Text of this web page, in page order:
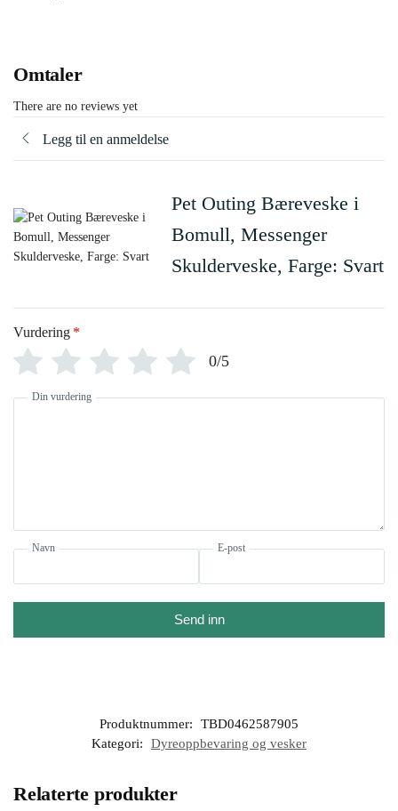
Omtaler
There are no reviews yet
Legg til en anmeldelse
Pet Outing Bæreveske i
Bomull, Messenger
Skulderveske, Farge: Svart
Vurdering *
0/5
Din vurdering
Navn E-post
Send inn
Produktnummer:
TBD0462587905
Kategori:
Dyreoppbevaring og vesker
Relaterte produkter